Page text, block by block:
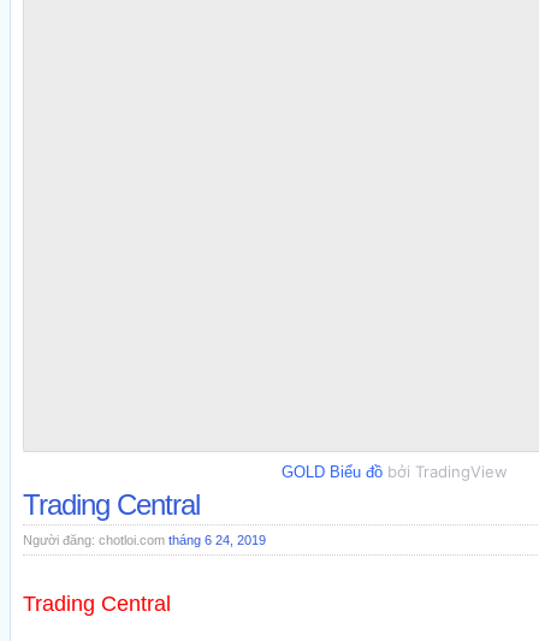
GOLD Biểu đồ bởi TradingView
Trading Central
Người đăng: chotloi.com tháng 6 24, 2019
Trading Central